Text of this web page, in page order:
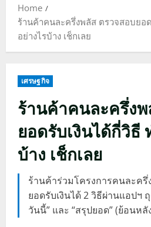
Home
ร้านค้าคนละครึ่งพลัส ตรวจสอบยอ
อย่างไรบ้าง เช็กเลย
เศรษฐกิจ
ร้านค้าคนละครึ่ง
ยอดรับเงินได้กี่วิธี
บ้าง เช็กเลย
ร้านค้าร่วมโครงการคนละค
ยอดรับเงินได้ 2 วิธีผ่านแอปฯ
วันนี้” และ “สรุปยอด” (ย้อนห